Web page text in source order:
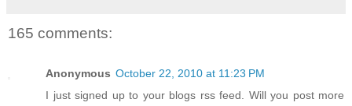
165 comments:
Anonymous October 22, 2010 at 11:23 PM
I just signed up to your blogs rss feed. Will you post more